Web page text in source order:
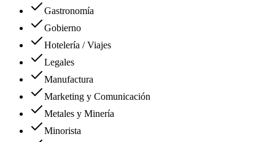
Gastronomía
Gobierno
Hotelería / Viajes
Legales
Manufactura
Marketing y Comunicación
Metales y Minería
Minorista